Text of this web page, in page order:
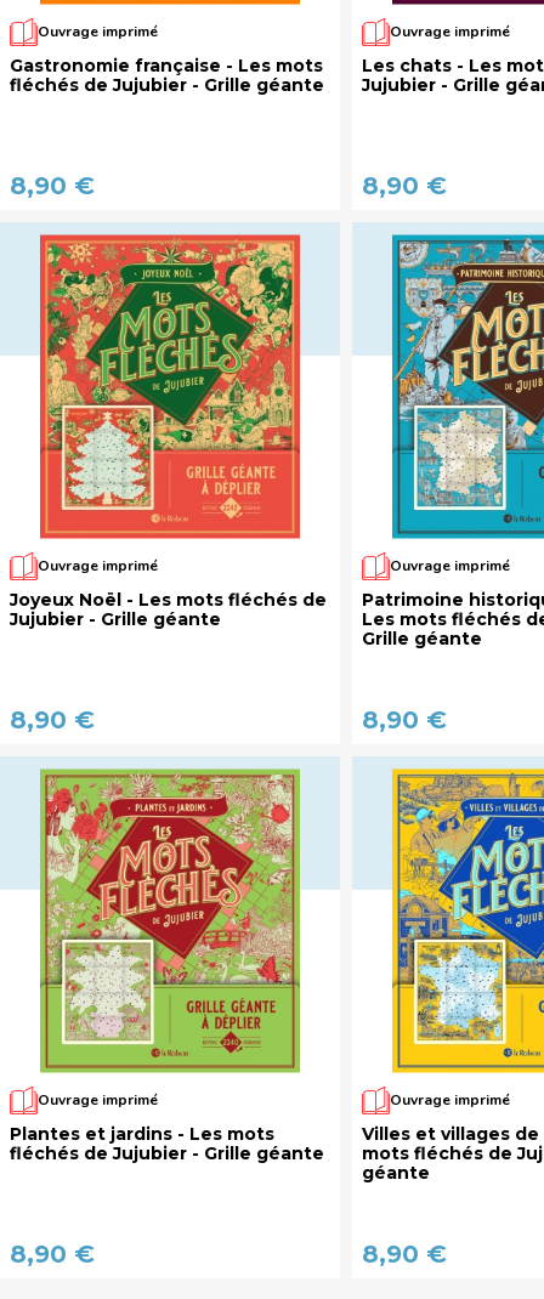
Ouvrage imprimé
Gastronomie française - Les mots
fléchés de Jujubier - Grille géante
8,90 €
Ouvrage imprimé
Les chats - Les
Jujubier - Grille
8,90 €
Ouvrage imprimé
Joyeux Noël - Les mots fléchés de
Jujubier - Grille géante
8,90 €
Ouvrage imprimé
Patrimoine
Les mots fléchés
Grille géante
8,90 €
Ouvrage imprimé
Plantes et jardins - Les mots
fléchés de Jujubier - Grille géante
8,90 €
Ouvrage imprimé
Villes et villages de
mots fléchés de
géante
8,90 €